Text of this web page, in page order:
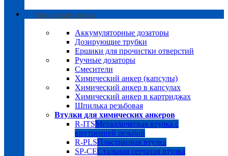
Химические анкера
Аккумуляторные дозаторы
Дозирующие трубки
Ершики для прочистки отверстий
Ручные дозаторы
Смесители
Химический анкер (капсулы)
Химический анкер в капсулах
Химический анкер в картриджах
Шпилька резьбовая
Втулки для химических анкеров
R-ITSМеталлическая втулка с
внутренней резьбой
R-PLSПластиковая втулка
SP-CEСтальная сетчатая втулка